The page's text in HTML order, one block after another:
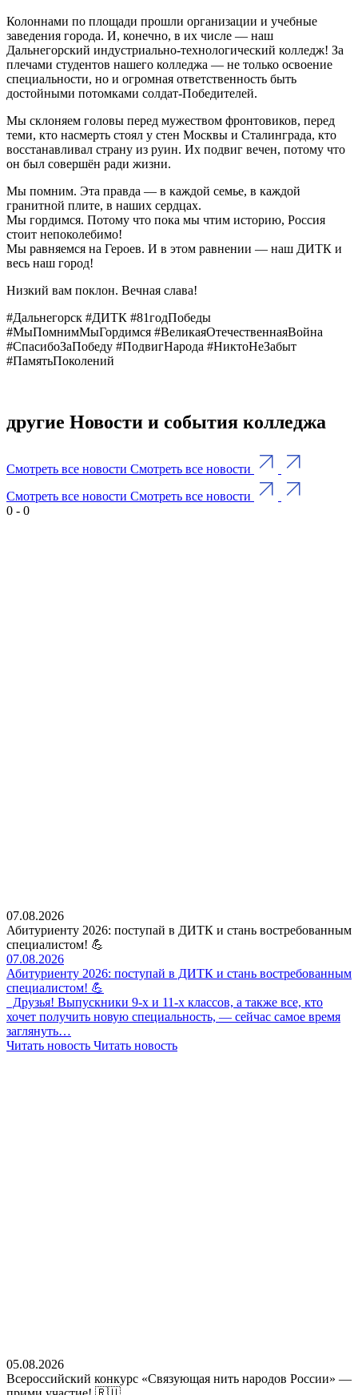
Колоннами по площади прошли организации и учебные
заведения города. И, конечно, в их числе — наш
Дальнегорский индустриально-технологический колледж! За
плечами студентов нашего колледжа — не только освоение
специальности, но и огромная ответственность быть
достойными потомками солдат-Победителей.
Мы склоняем головы перед мужеством фронтовиков, перед
теми, кто насмерть стоял у стен Москвы и Сталинграда, кто
восстанавливал страну из руин. Их подвиг вечен, потому что
он был совершён ради жизни.
Мы помним. Эта правда — в каждой семье, в каждой
гранитной плите, в наших сердцах.
Мы гордимся. Потому что пока мы чтим историю, Россия
стоит непоколебимо!
Мы равняемся на Героев. И в этом равнении — наш ДИТК и
весь наш город!
Низкий вам поклон. Вечная слава!
#Дальнегорск #ДИТК #81годПобеды
#МыПомнимМыГордимся #ВеликаяОтечественнаяВойна
#СпасибоЗаПобеду #ПодвигНарода #НиктоНеЗабыт
#ПамятьПоколений
другие Новости и события колледжа
Смотреть все новости Смотреть все новости
Смотреть все новости Смотреть все новости
0 - 0
07.08.2026
Абитуриенту 2026: поступай в ДИТК и стань востребованным
специалистом! 💪
07.08.2026
Абитуриенту 2026: поступай в ДИТК и стань востребованным
специалистом! 💪
Друзья! Выпускники 9-х и 11-х классов, а также все, кто
хочет получить новую специальность, — сейчас самое время
заглянуть…
Читать новость Читать новость
05.08.2026
Всероссийский конкурс «Связующая нить народов России» —